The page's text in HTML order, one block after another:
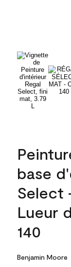
base
Select
Lueur
140
Benjamin Moore